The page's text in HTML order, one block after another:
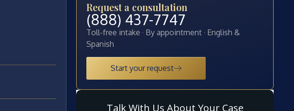
Request a consultation
(888) 437-7747
Toll-free intake · By appointment · English &
Spanish
Start your request